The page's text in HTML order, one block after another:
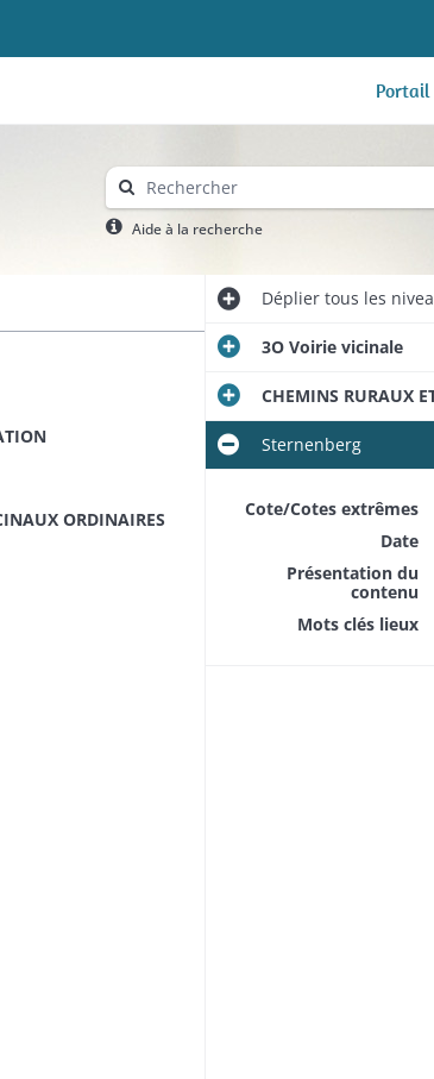
Portail
Aide à la recherche
ORDINAIRES
Dépliertous les
3O Voirie vicinale
CHEMINS RURAUX
Sternenberg
Cote/Cotes extrêmes
Date
Présentation du
contenu
Mots clés lieux